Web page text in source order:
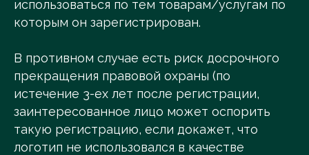
использоваться по тем товарам/услугам по
которым он зарегистрирован.
В противном случае есть риск досрочного
прекращения правовой охраны (по
истечение 3-ех лет после регистрации,
заинтересованное лицо может оспорить
такую регистрацию, если докажет, что
логотип не использовался в качестве